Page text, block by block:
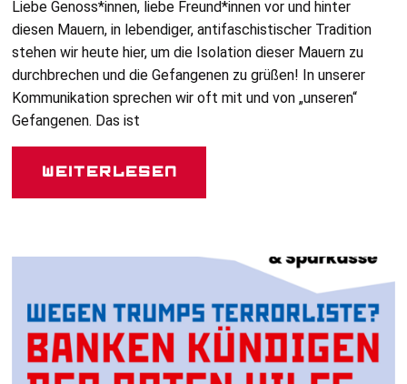
Liebe Genoss*innen, liebe Freund*innen vor und hinter
diesen Mauern, in lebendiger, antifaschistischer Tradition
stehen wir heute hier, um die Isolation dieser Mauern zu
durchbrechen und die Gefangenen zu grüßen! In unserer
Kommunikation sprechen wir oft mit und von „unseren“
Gefangenen. Das ist
Weiterlesen